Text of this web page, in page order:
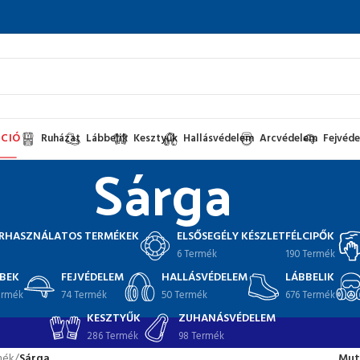
Ruházat Lábbelik Kesztyűk Hallásvédelem Arcvédelem
Sárga
TERMÉKEK ELSŐSEGÉLY KÉSZLET
6 Termék
FÉLCIPŐK
190 Termék
FEJVÉDELEM
74 Termék
HALLÁSVÉDELEM
50 Termék
LÁBBELIK
676 Termék
KESZTYŰK
286 Termék
ZUHANÁSVÉDELEM
98 Termék